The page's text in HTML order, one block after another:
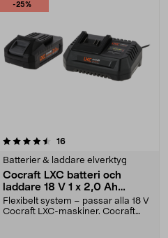
-25%
16recensioner
Batterier & laddare elverktyg
Cocraft LXC batteri och
laddare 18 V 1 x 2,0 Ah
CBS42
Flexibelt system – passar alla 18 V
Cocraft LXC-maskiner. Cocraft
5.0 av 5 stjärnor